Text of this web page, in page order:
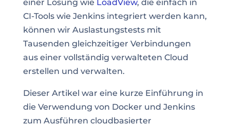
einer Lösung wie LoadView, die einfach in
CI-Tools wie Jenkins integriert werden kann,
können wir Auslastungstests mit
Tausenden gleichzeitiger Verbindungen
aus einer vollständig verwalteten Cloud
erstellen und verwalten.
Dieser Artikel war eine kurze Einführung in
die Verwendung von Docker und Jenkins
zum Ausführen cloudbasierter